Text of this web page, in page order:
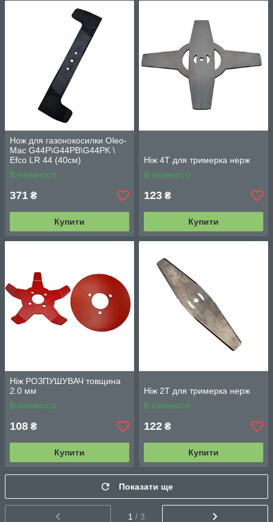
Нож для газонокосилки Oleo-
Mac G44P\G44PB\G44PK \
Efco LR 44 (40cм)
В наявності
371 ₴
Купити
Ніж 4Т для тримерка нерж
В наявності
123 ₴
Купити
Ніж РОЗПУШУВАЧ товщина
2.0 мм
В наявності
108 ₴
Купити
Ніж 2Т для тримерка нерж
В наявності
122 ₴
Купити
Показати ще
1 / 3